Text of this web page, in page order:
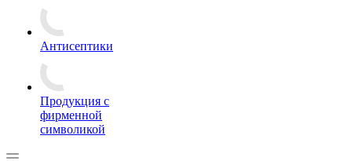
Антисептики
Продукция с
фирменной
символикой